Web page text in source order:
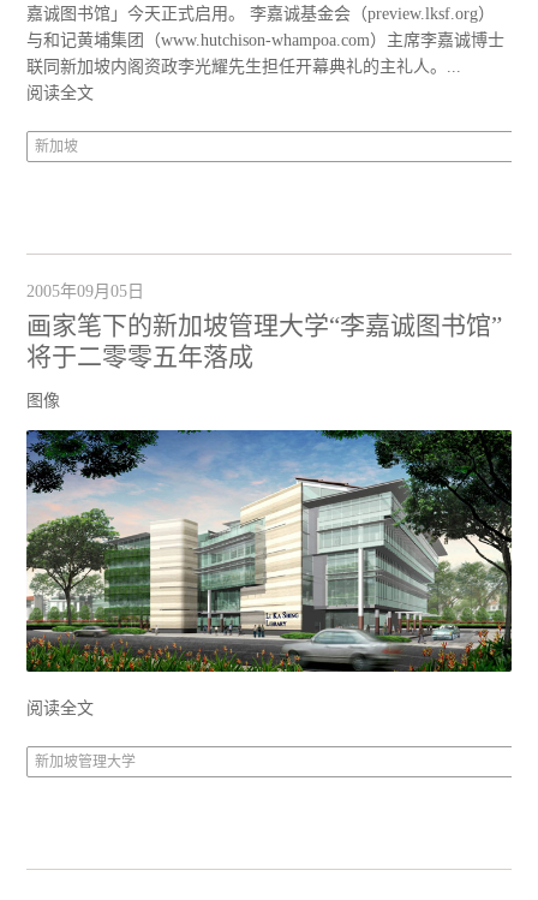
嘉诚图书馆」今天正式启用。 李嘉诚基金会（preview.lksf.org）
与和记黄埔集团（www.hutchison-whampoa.com）主席李嘉诚博士
联同新加坡内阁资政李光耀先生担任开幕典礼的主礼人。...
阅读全文
新加坡
2005年09月05日
画家笔下的新加坡管理大学“李嘉诚图书馆”
将于二零零五年落成
图像
阅读全文
新加坡管理大学